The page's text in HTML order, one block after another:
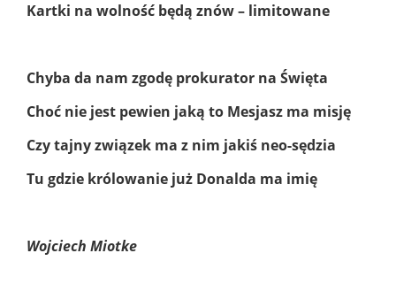
Kartki na wolność będą znów – limitowane
Chyba da nam zgodę prokurator na Święta
Choć nie jest pewien jaką to Mesjasz ma misję
Czy tajny związek ma z nim jakiś neo-sędzia
Tu gdzie królowanie już Donalda ma imię
Wojciech Miotke